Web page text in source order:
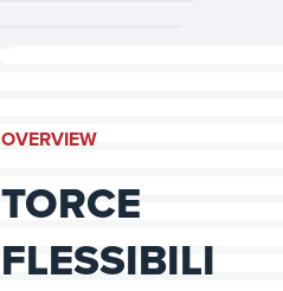
OVERVIEW
TORCE
FLESSIBILI